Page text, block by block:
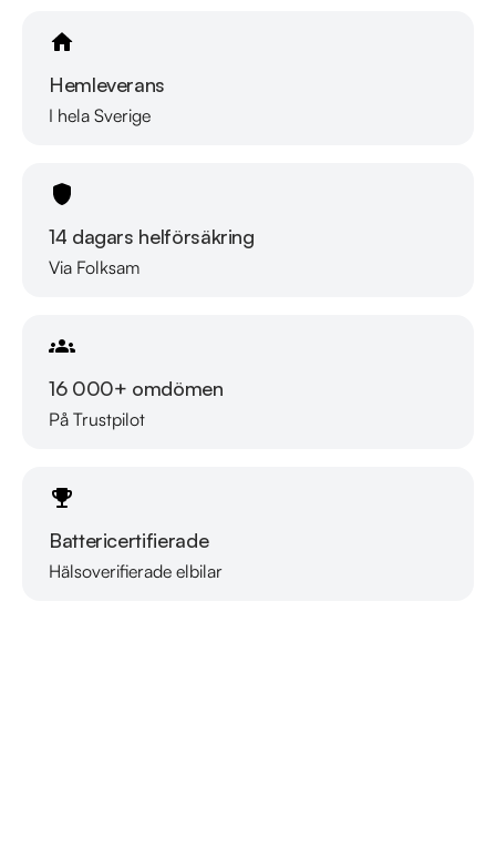
Hemleverans
I hela Sverige
14 dagars helförsäkring
Via Folksam
16 000+ omdömen
På Trustpilot
Battericertifierade
Hälsoverifierade elbilar
Läs mer om oss
Söndag: 10:00 - 16:00
Välkomna!